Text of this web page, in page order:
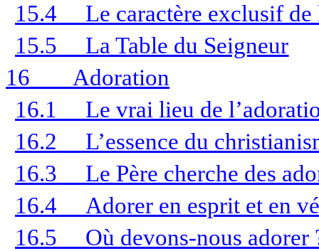
15.4
Le caractère exclusif de
15.5
La Table du Seigneur
16
Adoration
16.1
Le vrai lieu de
16.2
L’essence du
16.3
Le Père cherche des
16.4
Adorer en esprit et en
16.5
Où devons-nous adorer